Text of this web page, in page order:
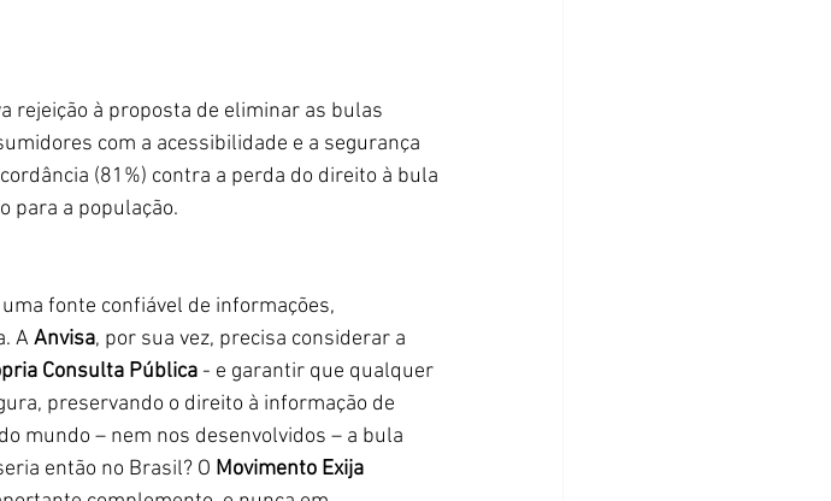
rejeição à proposta de eliminar as bulas
com a acessibilidade e a segurança
(81%) contra a perda do direito à bula
para a população.
fonte confiável de informações,
A Anvisa, por sua vez, precisa considerar a
Consulta Pública - e garantir que qualquer
preservando o direito à informação de
mundo – nem nos desenvolvidos – a bula
então no Brasil? O Movimento Exija